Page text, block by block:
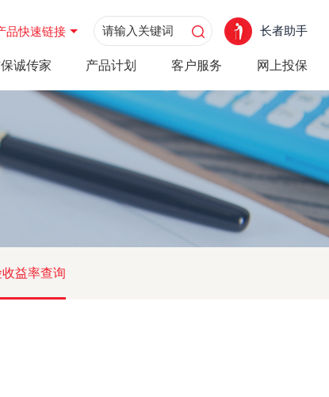
品快速链接 长者助手
诚传家 产品计划 客户服务 网上投保
益率查询